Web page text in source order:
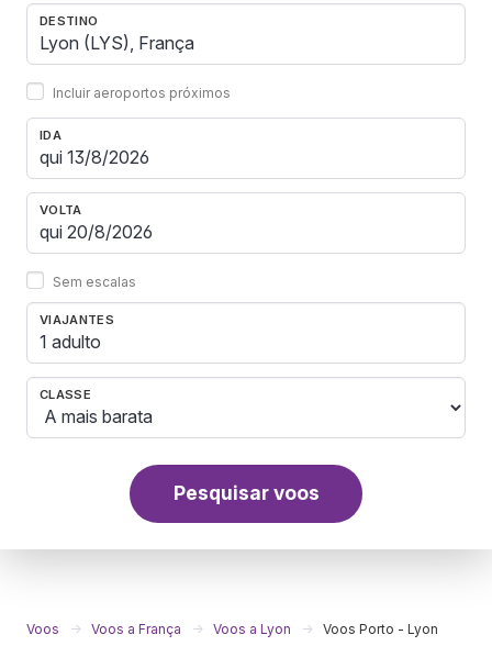
DESTINO
Incluir aeroportos próximos
IDA
VOLTA
Sem escalas
VIAJANTES
1 adulto
CLASSE
Pesquisar voos
Voos Voos a França Voos a Lyon Voos Porto - Lyon